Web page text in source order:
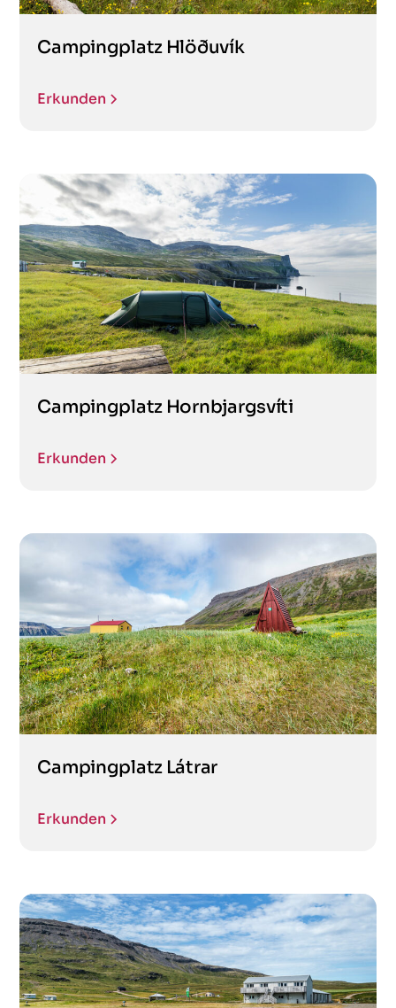
Campingplatz Hlöðuvík
Erkunden
Campingplatz Hornbjargsvíti
Erkunden
Campingplatz Látrar
Erkunden